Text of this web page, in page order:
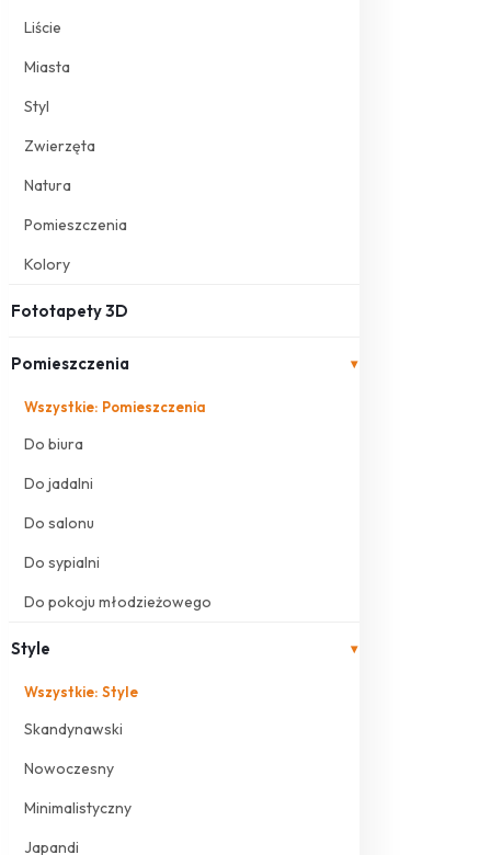
Liście
Miasta
Styl
Zwierzęta
Natura
Pomieszczenia
Kolory
Fototapety 3D
Pomieszczenia ▾
Wszystkie: Pomieszczenia
Do biura
Do jadalni
Do salonu
Do sypialni
Do pokoju młodzieżowego
Style ▾
Wszystkie: Style
Skandynawski
Nowoczesny
Minimalistyczny
Japandi